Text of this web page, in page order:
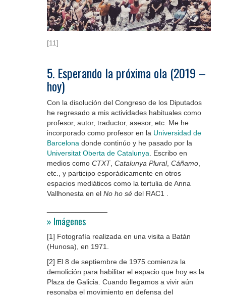
[11]
5. Esperando la próxima ola (2019 –
hoy)
Con la disolución del Congreso de los Diputados
he regresado a mis actividades habituales como
profesor, autor, traductor, asesor, etc. Me he
incorporado como profesor en la Universidad de
Barcelonadonde continúo y he pasado por la
Universitat Oberta de Catalunya. Escribo en
medios como CTXT, Catalunya Plural, Cáñamo,
etc., y participo esporádicamente en otros
espacios mediáticos como la tertulia de Anna
Vallhonesta en elNo ho sédel RAC1 .
» Imágenes
[1] Fotografía realizada en una visita a Batán
(Hunosa), en 1971.
[2] El 8 de septiembre de 1975 comienza la
demolición para habilitar el espacio que hoy es la
Plaza de Galicia. Cuando llegamos a vivir aún
resonaba el movimiento en defensa del